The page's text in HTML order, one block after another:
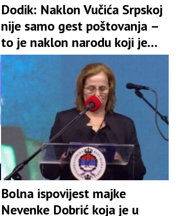
Dodik: Naklon Vučića Srpskoj
nije samo gest poštovanja –
to je naklon narodu koji je
ostao uspravan uprkos svim
stradanjima
Bolna ispovijest majke
Nevenke Dobrić koja je u